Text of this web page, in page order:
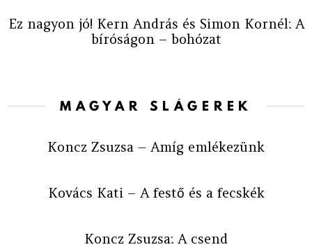
Ez nagyon jó! Kern András és Simon Kornél: A
bíróságon – bohózat
MAGYAR SLÁGEREK
Koncz Zsuzsa – Amíg emlékezünk
Kovács Kati – A festő és a fecskék
Koncz Zsuzsa: A csend